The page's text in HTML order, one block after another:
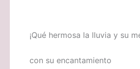
¡Qué hermosa la lluvia y su
con su encantamiento